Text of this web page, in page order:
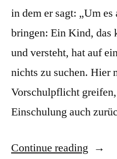
in dem er sagt: „Um
bringen: Ein Kind, das
und versteht, hat auf
nichts zu suchen. Hier
Vorschulpflicht
Einschulung auch
Continue reading